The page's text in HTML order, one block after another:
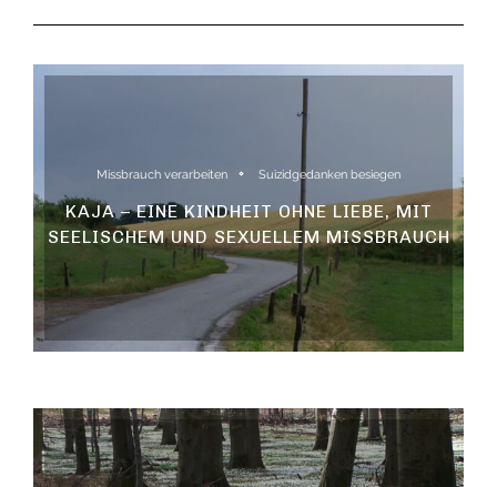
Missbrauch verarbeiten Suizidgedanken besiegen
KAJA – EINE KINDHEIT OHNE LIEBE, MIT
SEELISCHEM UND SEXUELLEM MISSBRAUCH